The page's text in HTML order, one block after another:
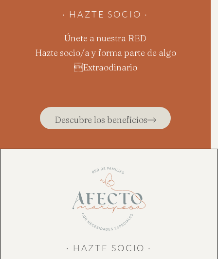
· HAZTE SOCIO ·
Únete a nuestra RED
Hazte socio/a y forma parte de algo
Extraodinario
Descubre los beneficios
· HAZTE SOCIO ·